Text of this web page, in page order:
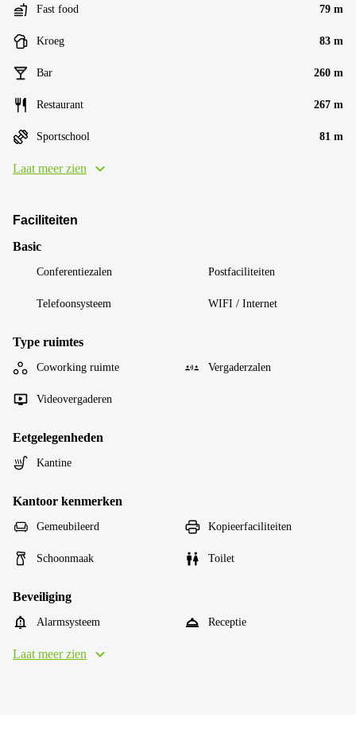
Fast food 79 m
Kroeg 83 m
Bar 260 m
Restaurant 267 m
Sportschool 81 m
Laat meer zien
Faciliteiten
Basic
Conferentiezalen Postfaciliteiten
Telefoonsysteem WIFI / Internet
Type ruimtes
Coworking ruimte Vergaderzalen
Videovergaderen
Eetgelegenheden
Kantine
Kantoor kenmerken
Gemeubileerd Kopieerfaciliteiten
Schoonmaak Toilet
Beveiliging
Alarmsysteem Receptie
Laat meer zien